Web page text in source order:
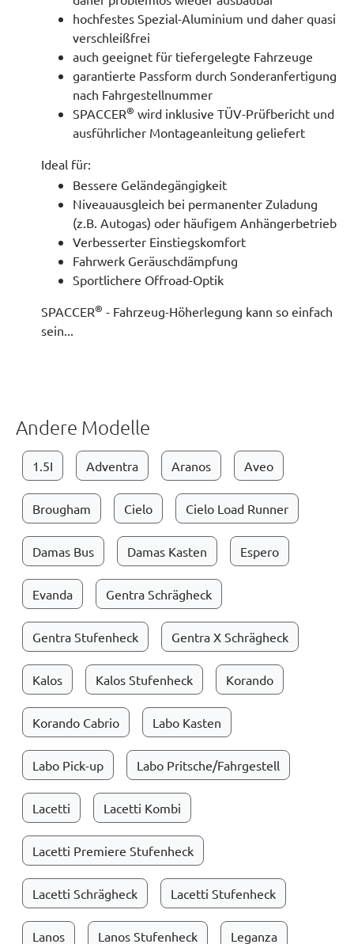
hochfestes Spezial-Aluminium und daher quasi
verschleißfrei
auch geeignet für tiefergelegte Fahrzeuge
garantierte Passform durch Sonderanfertigung
nach Fahrgestellnummer
SPACCER® wird inklusive TÜV-Prüfbericht und
ausführlicher Montageanleitung geliefert
Ideal für:
Bessere Geländegängigkeit
Niveauausgleich bei permanenter Zuladung
(z.B. Autogas) oder häufigem Anhängerbetrieb
Verbesserter Einstiegskomfort
Fahrwerk Geräuschdämpfung
Sportlichere Offroad-Optik
SPACCER® - Fahrzeug-Höherlegung kann so einfach
sein...
Andere Modelle
1.5I Adventra Aranos Aveo
Brougham Cielo Cielo Load Runner
Damas Bus Damas Kasten Espero
Evanda Gentra Schrägheck
Gentra Stufenheck Gentra X Schrägheck
Kalos Kalos Stufenheck Korando
Korando Cabrio Labo Kasten
Labo Pick-up Labo Pritsche/Fahrgestell
Lacetti Lacetti Kombi
Lacetti Premiere Stufenheck
Lacetti Schrägheck Lacetti Stufenheck
Lanos Lanos Stufenheck Leganza